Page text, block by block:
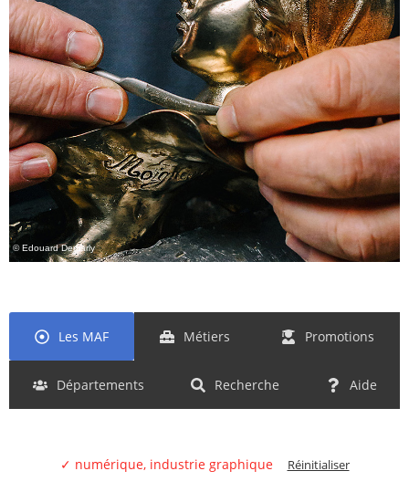
© Edouard Demarly
Les MAF Métiers Promotions
Départements Recherche Aide
✓ numérique, industrie graphique Réinitialiser